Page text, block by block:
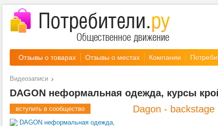
Отзывы о товарах Отзывы о местах Компании
Видеозаписи
DAGON неформальная одежда, курсы
вступить в сообщество Dagon - backstage